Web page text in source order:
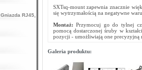
Gniazda RJ45
SXTsq-mount zapewnia znacznie
się wytrzymałością na negatywne
Montaż:Przymocuj go do tylnej
pomocą dostarczonej śruby w
pozycji - umożliwiają one
Galeria produktu: